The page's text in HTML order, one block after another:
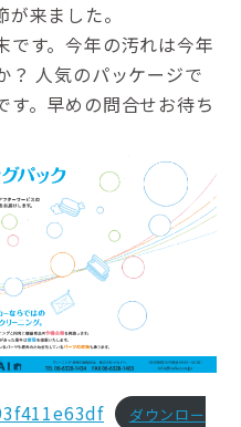
来ました。
です。今年の汚れは今年
？ 人気のパッケージで
す。早めの問合せお待ち
ダウンロー